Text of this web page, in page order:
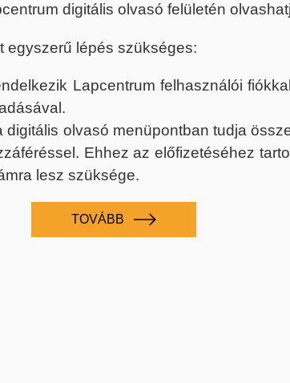
digitális olvasó felületén
egyszerű lépés szükséges:
Lapcentrum felhasználói
digitális olvasó menüpontban tudja
Ehhez az előfizetéséhez
lesz szüksége.
TOVÁBB